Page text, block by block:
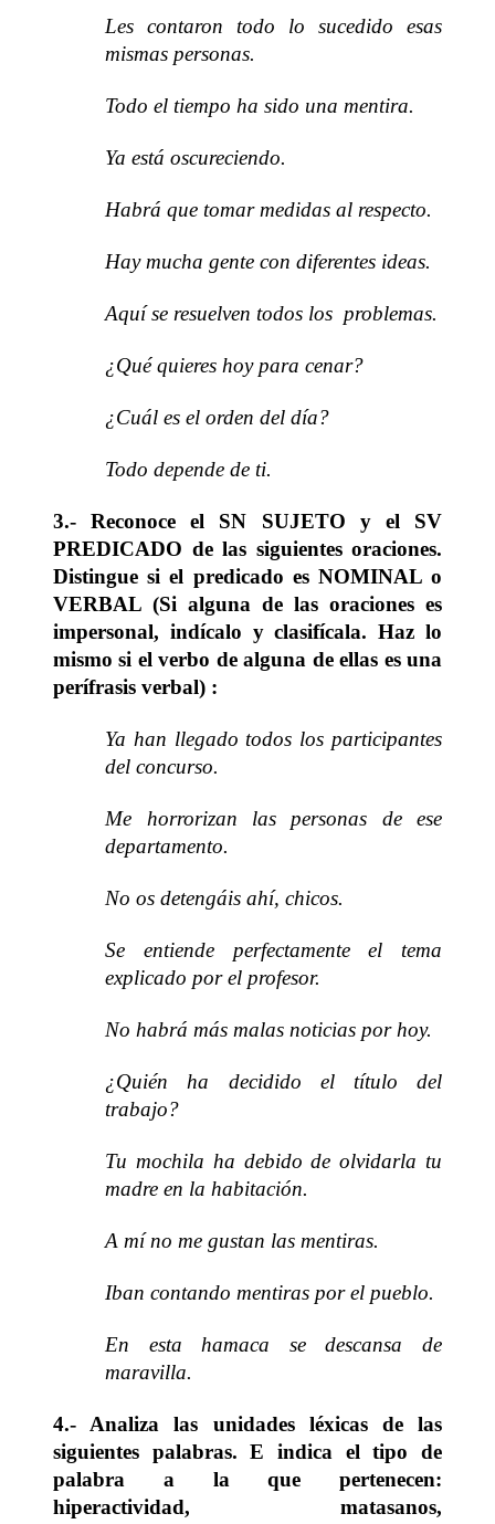
Les contaron todo lo sucedido esas
mismas personas.
Todo el tiempo ha sido una mentira.
Ya está oscureciendo.
Habrá que tomar medidas al respecto.
Hay mucha gente con diferentes ideas.
Aquí se resuelven todos los problemas.
¿Qué quieres hoy para cenar?
¿Cuál es el orden del día?
Todo depende de ti.
3.- Reconoce el SN SUJETO y el SV
PREDICADO de las siguientes oraciones.
Distingue si el predicado es NOMINAL o
VERBAL (Si alguna de las oraciones es
impersonal, indícalo y clasifícala. Haz lo
mismo si el verbo de alguna de ellas es una
perífrasis verbal) :
Ya han llegado todos los participantes
del concurso.
Me horrorizan las personas de ese
departamento.
No os detengáis ahí, chicos.
Se entiende perfectamente el tema
explicado por el profesor.
No habrá más malas noticias por hoy.
¿Quién ha decidido el título del
trabajo?
Tu mochila ha debido de olvidarla tu
madre en la habitación.
A mí no me gustan las mentiras.
Iban contando mentiras por el pueblo.
En esta hamaca se descansa de
maravilla.
4.- Analiza las unidades léxicas de las
siguientes palabras. E indica el tipo de
palabra a la que pertenecen:
hiperactividad, matasanos,